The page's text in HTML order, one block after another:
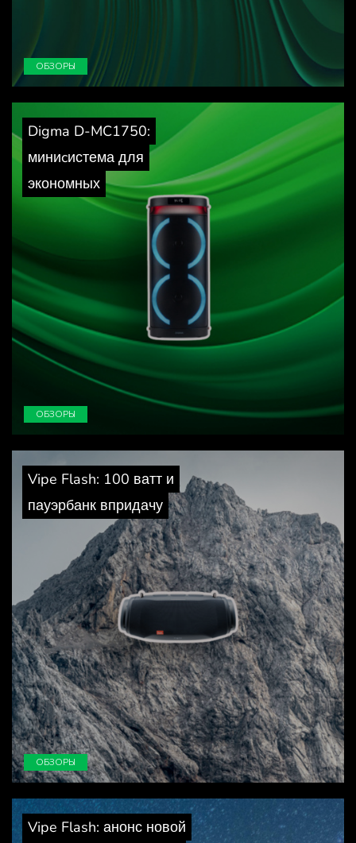
ОБЗОРЫ
Digma D-MC1750:
миниcистема для
экономных
ОБЗОРЫ
Vipe Flash: 100 ватт и
пауэрбанк впридачу
ОБЗОРЫ
Vipe Flash: анонс новой